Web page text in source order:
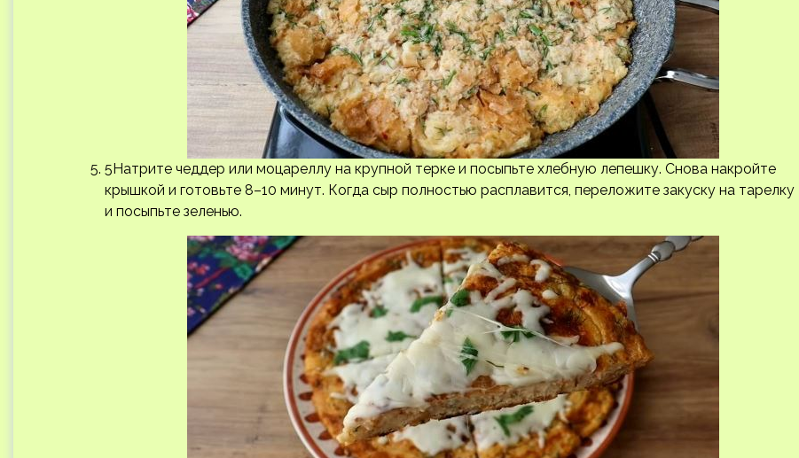
5Натрите чеддер или моцареллу на крупной терке и посыпьте хлебную лепешку. Снова накройте
крышкой и готовьте 8–10 минут. Когда сыр полностью расплавится, переложите закуску на тарелку
и посыпьте зеленью.